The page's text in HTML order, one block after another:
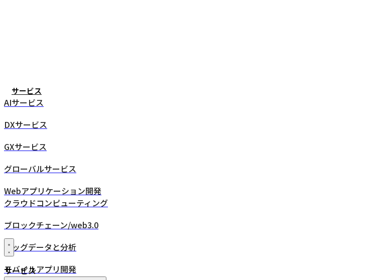
サービス
AIサービス
DXサービス
GXサービス
グローバルサービス
Webアプリケーション開発
クラウドコンピューティング
ブロックチェーン/web3.0
ビッグデータと分析
モバイルアプリ開発
サービス